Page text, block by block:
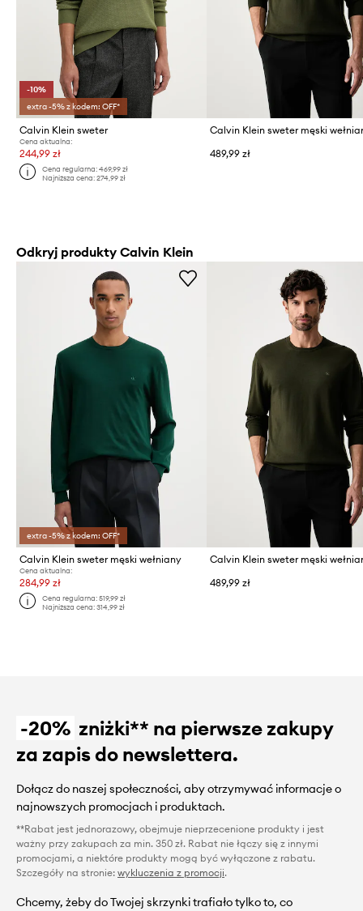
-10%
extra -5% z kodem: OFF*
Calvin Klein sweter
Cena aktualna:
244,99 zł
Cena regularna:469,99 zł
Najniższa cena:274,99 zł
Calvin Klein sweter męski
489,99 zł
Odkryj produkty Calvin Klein
extra -5% z kodem: OFF*
Calvin Klein sweter męski wełniany
Cena aktualna:
284,99 zł
Cena regularna:519,99 zł
Najniższa cena:314,99 zł
Calvin Klein sweter męski
489,99 zł
-20% zniżki** na pierwsze zakupy
za zapis do newslettera.
Dołącz do naszej społeczności, aby otrzymywać informacje o
najnowszych promocjach i produktach.
**Rabat jest jednorazowy, obejmuje nieprzecenione produkty i jest
ważny przy zakupach za min. 350 zł. Rabat nie łączy się z innymi
promocjami, a niektóre produkty mogą być wyłączone z rabatu.
Szczegóły na stronie: wykluczenia z promocji.
Chcemy, żeby do Twojej skrzynki trafiało tylko to, co